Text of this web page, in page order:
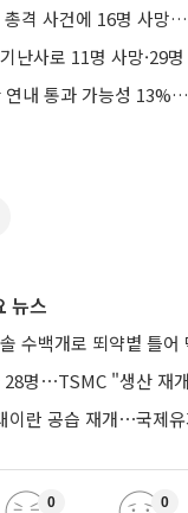
뉴스
이란 공습 재개⋯국제
0 0